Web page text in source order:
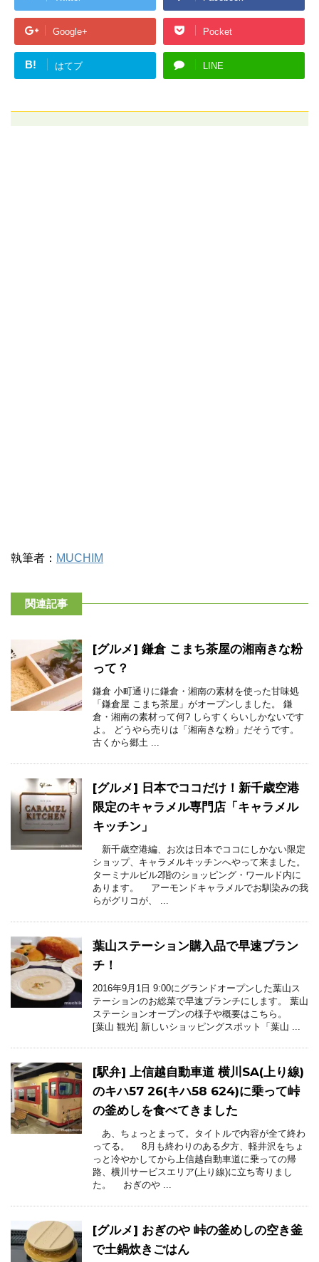
Google+ Pocket
B! はてブ LINE
執筆者： MUCHIM
関連記事
[グルメ] 鎌倉 こまち茶屋の湘南きな粉
って？
鎌倉 小町通りに鎌倉・湘南の素材を使った甘味処
「鎌倉屋 こまち茶屋」がオープンしました。 鎌
倉・湘南の素材って何? しらすくらいしかないです
よ。 どうやら売りは「湘南きな粉」だそうです。
古くから郷土 ...
[グルメ] 日本でココだけ！新千歳空港
限定のキャラメル専門店「キャラメル
キッチン」
新千歳空港編、お次は日本でココにしかない限定
ショップ、キャラメルキッチンへやって来ました。
ターミナルビル2階のショッピング・ワールド内に
あります。 アーモンドキャラメルでお馴染みの我
らがグリコが、 ...
葉山ステーション購入品で早速ブラン
チ！
2016年9月1日 9:00にグランドオープンした葉山ス
テーションのお総菜で早速ブランチにします。 葉山
ステーションオープンの様子や概要はこちら。
[葉山 観光] 新しいショッピングスポット「葉山 ...
[駅弁] 上信越自動車道 横川SA(上り線)
のキハ57 26(キハ58 624)に乗って峠
の釜めしを食べてきました
あ、ちょっとまって。タイトルで内容が全て終わ
ってる。 8月も終わりのある夕方、軽井沢をちょ
っと冷やかしてから上信越自動車道に乗っての帰
路、横川サービスエリア(上り線)に立ち寄りまし
た。 おぎのや ...
[グルメ] おぎのや 峠の釜めしの空き釜
で土鍋炊きごはん